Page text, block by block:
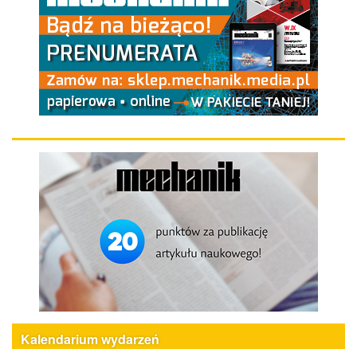
Kalendarium wydarzeń